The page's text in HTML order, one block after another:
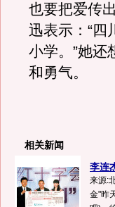
也要把爱传
迅表示：“四
小学。”她还
和勇气。
相关新闻
李连
来源:
金"昨